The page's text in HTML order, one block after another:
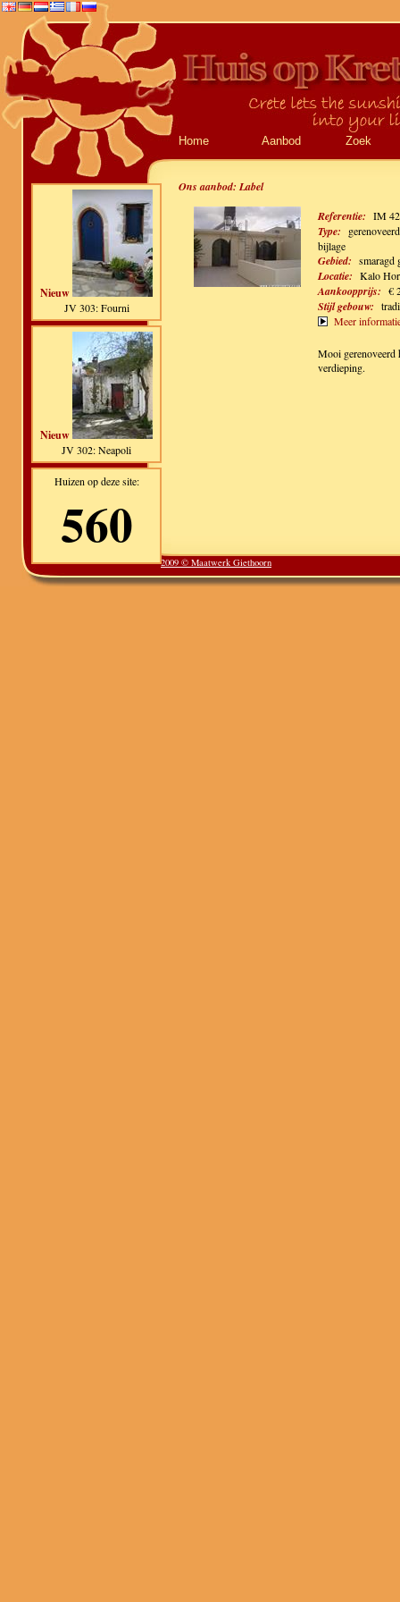
Home Aanbod Zoek
Nieuw
JV 303: Fourni
Nieuw
JV 302: Neapoli
Huizen op deze site:
560
Ons aanbod: Label
Referentie: IM
Type:
bijlage
Gebied: smaragd
Locatie: Kalo
Aankoopprijs: €
Stijl gebouw:
Meer
Mooi gerenoveerd
verdieping.
2009 © Maatwerk Giethoorn